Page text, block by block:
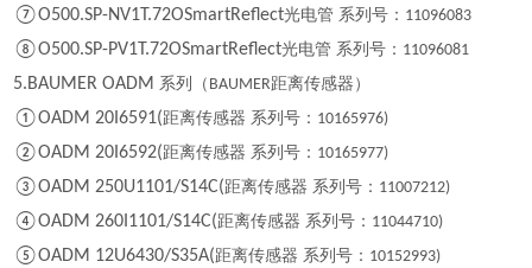
⑦O500.SP-NV1T.72OSmartReflect光电管 系列号： 11096083
⑧O500.SP-PV1T.72OSmartReflect光电管 系列号： 11096081
5.BAUMER OADM 系列（ BAUMER距离传感器）
①OADM 20I6591(距离传感器 系列号： 10165976)
②OADM 20I6592(距离传感器 系列号： 10165977)
③OADM 250U1101/S14C(距离传感器 系列号： 11007212)
④OADM 260I1101/S14C(距离传感器 系列号： 11044710)
⑤OADM 12U6430/S35A(距离传感器 系列号： 10152993)